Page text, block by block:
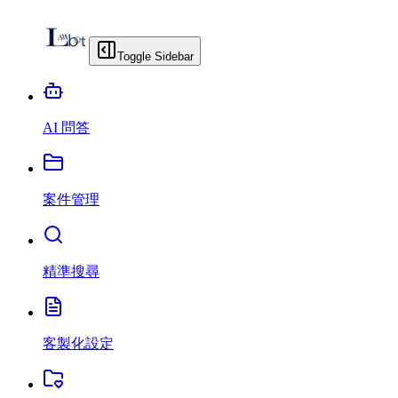
Toggle Sidebar
AI 問答
案件管理
精準搜尋
客製化設定